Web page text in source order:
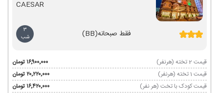
CAESAR
فقط صبحانه(BB)
3
شب
قیمت 2 تخته (هرنفر)
۱۶٬۹۰۰٬۰۰۰ تومان
قیمت 1 تخته (هرنفر)
۲۰٬۲۲۰٬۰۰۰ تومان
قیمت کودک با تخت (هر نفر)
۱۶٬۴۲۰٬۰۰۰ تومان